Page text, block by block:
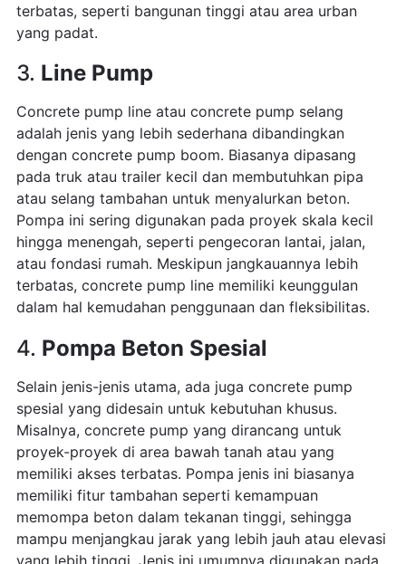
terbatas, seperti bangunan tinggi atau area urban
yang padat.
3. Line Pump
Concrete pump line atau concrete pump selang
adalah jenis yang lebih sederhana dibandingkan
dengan concrete pump boom. Biasanya dipasang
pada truk atau trailer kecil dan membutuhkan pipa
atau selang tambahan untuk menyalurkan beton.
Pompa ini sering digunakan pada proyek skala kecil
hingga menengah, seperti pengecoran lantai, jalan,
atau fondasi rumah. Meskipun jangkauannya lebih
terbatas, concrete pump line memiliki keunggulan
dalam hal kemudahan penggunaan dan fleksibilitas.
4. Pompa Beton Spesial
Selain jenis-jenis utama, ada juga concrete pump
spesial yang didesain untuk kebutuhan khusus.
Misalnya, concrete pump yang dirancang untuk
proyek-proyek di area bawah tanah atau yang
memiliki akses terbatas. Pompa jenis ini biasanya
memiliki fitur tambahan seperti kemampuan
memompa beton dalam tekanan tinggi, sehingga
mampu menjangkau jarak yang lebih jauh atau elevasi
yang lebih tinggi. Jenis ini umumnya digunakan pada